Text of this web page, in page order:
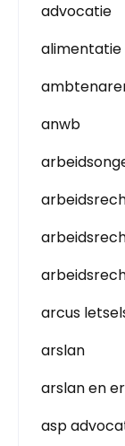
advocatie
alimentatie
anwb
arcus
arslan
arslan en
asp